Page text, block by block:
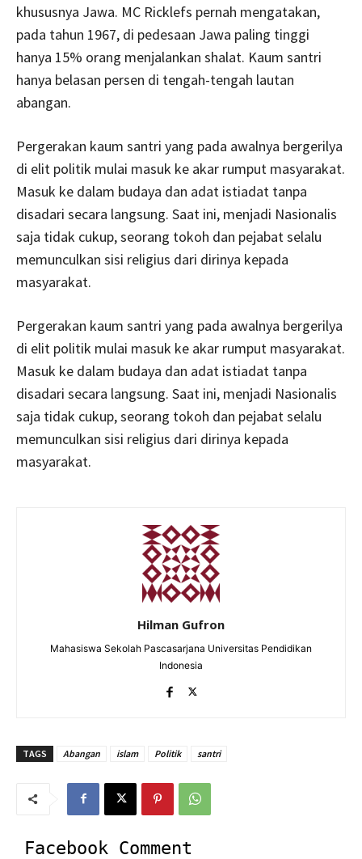
khususnya Jawa. MC Ricklefs pernah mengatakan,
pada tahun 1967, di pedesaan Jawa paling tinggi
hanya 15% orang menjalankan shalat. Kaum santri
hanya belasan persen di tengah-tengah lautan
abangan.
Pergerakan kaum santri yang pada awalnya bergerilya
di elit politik mulai masuk ke akar rumput masyarakat.
Masuk ke dalam budaya dan adat istiadat tanpa
disadari secara langsung. Saat ini, menjadi Nasionalis
saja tidak cukup, seorang tokoh dan pejabat selalu
memunculkan sisi religius dari dirinya kepada
masyarakat.
Pergerakan kaum santri yang pada awalnya bergerilya
di elit politik mulai masuk ke akar rumput masyarakat.
Masuk ke dalam budaya dan adat istiadat tanpa
disadari secara langsung. Saat ini, menjadi Nasionalis
saja tidak cukup, seorang tokoh dan pejabat selalu
memunculkan sisi religius dari dirinya kepada
masyarakat.
Hilman Gufron
Mahasiswa Sekolah Pascasarjana Universitas Pendidikan
Indonesia
TAGS Abangan islam Politik santri
Facebook Comment